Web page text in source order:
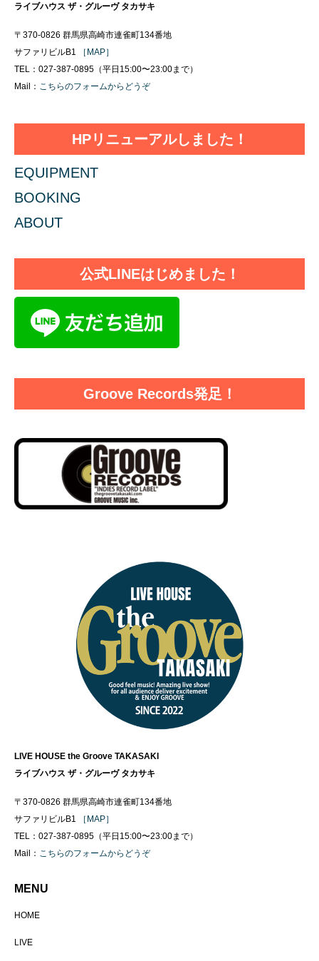
ライブハウス ザ・グルーヴ タカサキ
〒370-0826 群馬県高崎市連雀町134番地
サファリビルB1
［MAP］
TEL：027-387-0895（平日15:00〜23:00まで）
Mail： こちらのフォームからどうぞ
HPリニューアルしました！
EQUIPMENT
BOOKING
ABOUT
公式LINEはじめました！
Groove Records発足！
LIVE HOUSE the Groove TAKASAKI
ライブハウス ザ・グルーヴ タカサキ
〒370-0826 群馬県高崎市連雀町134番地
サファリビルB1
［MAP］
TEL：027-387-0895（平日15:00〜23:00まで）
Mail： こちらのフォームからどうぞ
MENU
HOME
LIVE